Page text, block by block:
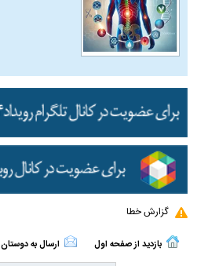
گزارش خطا
بازدید از صفحه اول ارسال به دوستان